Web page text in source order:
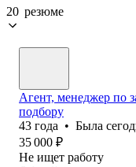
20 резюме
Агент, менеджер по
подбору
43 года • Была
35 000 ₽
Не ищет работу